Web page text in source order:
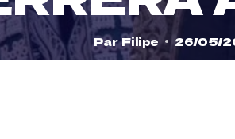
ParFilipe 26/05/